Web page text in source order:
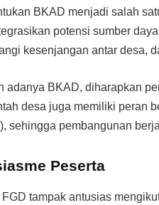
BKAD menjadi salah
potensi sumber
kesenjangan antar desa,
adanya BKAD, diharapkan
desa juga memiliki peran
sehingga pembangunan
Peserta
FGD tampak antusias